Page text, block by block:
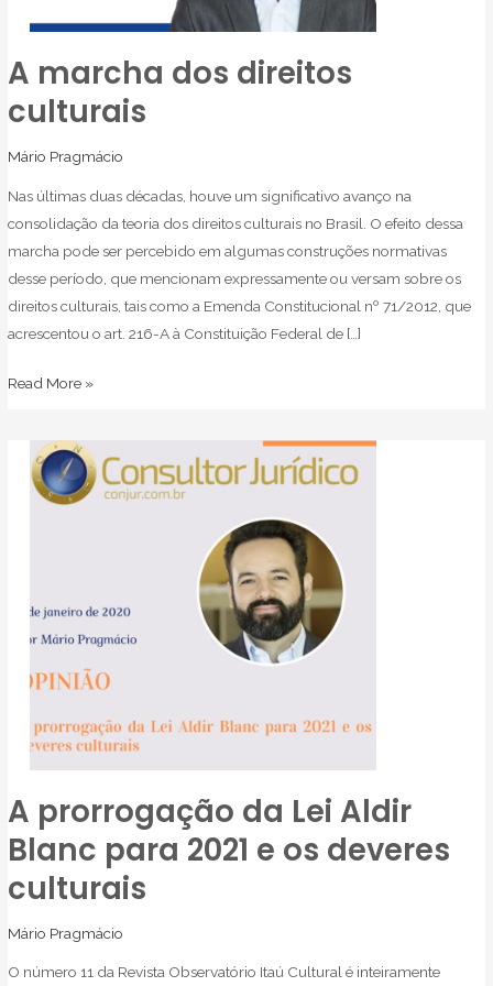
A marcha dos direitos
culturais
Mário Pragmácio
Nas últimas duas décadas, houve um significativo avanço na
consolidação da teoria dos direitos culturais no Brasil. O efeito dessa
marcha pode ser percebido em algumas construções normativas
desse período, que mencionam expressamente ou versam sobre os
direitos culturais, tais como a Emenda Constitucional nº 71/2012, que
acrescentou o art. 216-A à Constituição Federal de […]
A
dos
direitos
Read More »
A prorrogação da Lei Aldir
Blanc para 2021 e os deveres
culturais
Mário Pragmácio
O número 11 da Revista Observatório Itaú Cultural é inteiramente
A
prorrogação
da
Lei
Blanc
para